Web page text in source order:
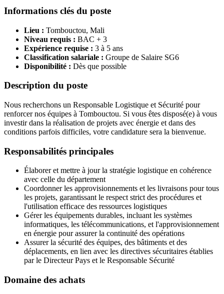
Informations clés du poste
Lieu : Tombouctou, Mali
Niveau requis : BAC + 3
Expérience requise : 3 à 5 ans
Classification salariale : Groupe de Salaire SG6
Disponibilité : Dès que possible
Description du poste
Nous recherchons un Responsable Logistique et Sécurité pour
renforcer nos équipes à Tombouctou. Si vous êtes disposé(e) à vous
investir dans la réalisation de projets avec énergie et dans des
conditions parfois difficiles, votre candidature sera la bienvenue.
Responsabilités principales
Élaborer et mettre à jour la stratégie logistique en cohérence
avec celle du département
Coordonner les approvisionnements et les livraisons pour tous
les projets, garantissant le respect strict des procédures et
l'utilisation efficace des ressources logistiques
Gérer les équipements durables, incluant les systèmes
informatiques, les télécommunications, et l'approvisionnement
en énergie pour assurer la continuité des opérations
Assurer la sécurité des équipes, des bâtiments et des
déplacements, en lien avec les directives sécuritaires établies
par le Directeur Pays et le Responsable Sécurité
Domaine des achats